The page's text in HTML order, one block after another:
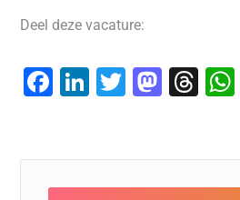
Deel deze vacature:
F
e
Li
e
T
er
M
o
T
a